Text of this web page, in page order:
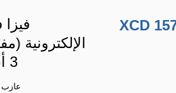
فيزا
الإلكترونية
3 أشهر)
XCD
عازب